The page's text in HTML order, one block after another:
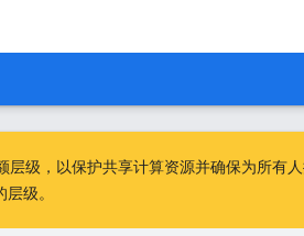
层级 ，以保护共享计算资源并确保为所有
级。